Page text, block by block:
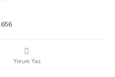
Yorum Yaz